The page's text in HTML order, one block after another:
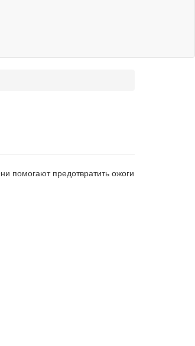
помогают предотвратить ожоги